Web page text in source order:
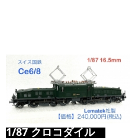
1/87 クロコダイル